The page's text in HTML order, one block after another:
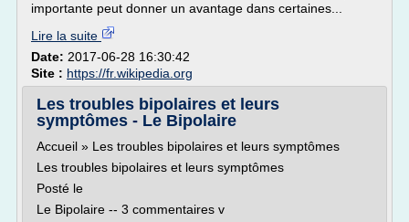
importante peut donner un avantage dans certaines...
Lire la suite
Date: 2017-06-28 16:30:42
Site : https://fr.wikipedia.org
Les troubles bipolaires et leurs
symptômes - Le Bipolaire
Accueil » Les troubles bipolaires et leurs symptômes
Les troubles bipolaires et leurs symptômes
Posté le
Le Bipolaire -- 3 commentaires v